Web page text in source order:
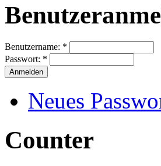
Benutzername: *
Passwort: *
Neues
Counter